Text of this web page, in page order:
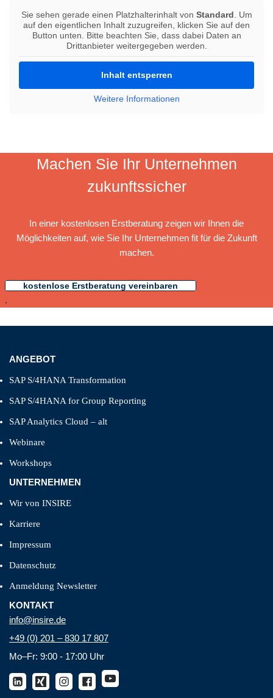
Sie sehen gerade einen Platzhalterinhalt von Standard . Um
auf den eigentlichen Inhalt zuzugreifen, klicken Sie auf den
Button unten. Bitte beachten Sie, dass dabei Daten an
Drittanbieter weitergegeben werden.
Inhalt entsperren
Weitere Informationen
Machen Sie Ihr Unternehmen
zukunftssicher
In einer kostenlosen Erstberatung zeigen wir Ihnen die
Möglichkeiten auf, wie Sie Ihr Unternehmen fit für die Zukunft
machen.
kostenlose Erstberatung vereinbaren
.
ANGEBOT
SAP S/4HANA Transformation
SAP S/4HANA for Group Reporting
SAP Analytics Cloud – alt
Webinare
Workshops
UNTERNEHMEN
Wir von INSIRE
Karriere
Impressum
Datenschutz
Anmeldung Newsletter
KONTAKT
info@insire.de
+49 (0) 201 – 830 17 807
Mo–Fr: 9:00 - 17:00 Uhr